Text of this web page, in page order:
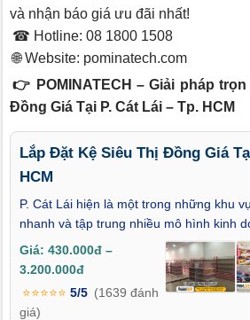
và nhận báo giá ưu đãi nhất!
☎ Hotline: 08 1800 1508
🌐 Website: pominatech.com
👉 POMINATECH – Giải pháp
Đồng Giá Tại P. Cát Lái – Tp. HCM
Lắp Đặt Kệ Siêu Thị Đồng Giá
HCM
P. Cát Lái hiện là một trong những khu
nhanh và tập trung nhiều mô hình kinh
CHÍ MINH. Việc lắp đặt kệ siêu thị đồng
HCM đang trở thành lựa chọn phổ biến
nâng tầm hình ảnh, cải thiện cách bày
đến trải nghiệm mua sắm thuận tiện cho
Giá: 430.000đ –
3.200.000đ
⭐⭐⭐⭐⭐ 5/5 (1639 đánh
giá)